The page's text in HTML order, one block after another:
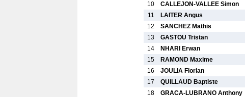
10
CALLEJON-VALLEE Simon
11
LAITER Angus
12
SANCHEZ Mathis
13
GASTOU Tristan
14
NHARI Erwan
15
RAMOND Maxime
16
JOULIA Florian
17
QUILLAUD Baptiste
18
GRACA-LUBRANO Anthony